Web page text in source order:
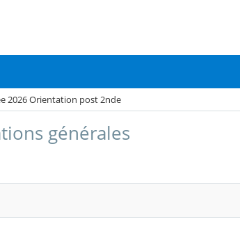
2026 Orientation post 2nde
générales